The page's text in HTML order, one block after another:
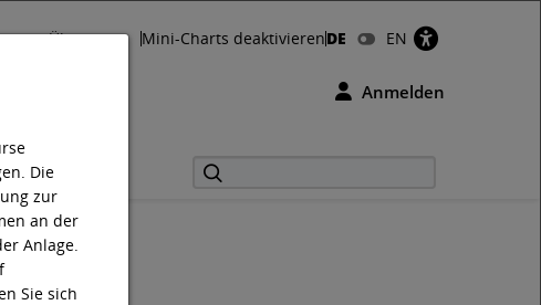
Über uns Mini-Charts deaktivierenDE EN
Anmelden
Die
zur
an der
Anlage.
Sie sich